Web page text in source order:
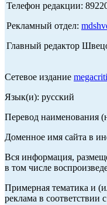
Телефон редакции:
Рекламный отдел:
Главный редактор
Сетевое издание
Язык(и): русский
Перевод наименования
Доменное имя сайта в
Вся информация,
в том числе
Примерная тематика и
реклама в соответствии